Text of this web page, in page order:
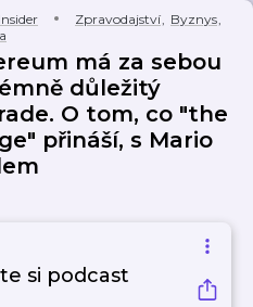
Zpravodajství, Byznys,
má za sebou
důležitý
O tom, co "the
přináší, s Mario
si podcast